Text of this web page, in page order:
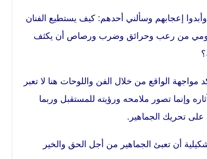
إعجابهم وسألني أحدهم: كيف يستطيع الفنان
من رعب وحرائق وضرب ورصاص أن يكثف
الواقع من خلال الفن واللوحات هنا لا تعبر
وإنما تصور ملامحه ورؤيته للمستقبل وربما
تحريك الجماهير.
أن تعبئ الجماهير من أجل الحق والخير